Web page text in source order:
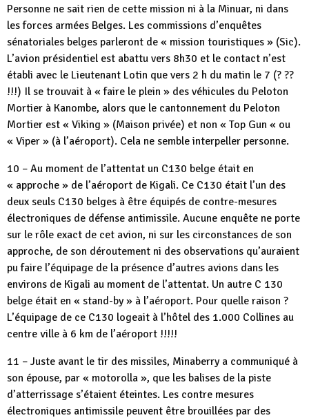
Personne ne sait rien de cette mission ni à la Minuar, ni dans
les forces armées Belges. Les commissions d’enquêtes
sénatoriales belges parleront de « mission touristiques » (Sic).
L’avion présidentiel est abattu vers 8h30 et le contact n’est
établi avec le Lieutenant Lotin que vers 2 h du matin le 7 (? ??
!!!) Il se trouvait à « faire le plein » des véhicules du Peloton
Mortier à Kanombe, alors que le cantonnement du Peloton
Mortier est « Viking » (Maison privée) et non « Top Gun « ou
« Viper » (à l’aéroport). Cela ne semble interpeller personne.
10 – Au moment de l’attentat un C130 belge était en
« approche » de l’aéroport de Kigali. Ce C130 était l’un des
deux seuls C130 belges à être équipés de contre-mesures
électroniques de défense antimissile. Aucune enquête ne porte
sur le rôle exact de cet avion, ni sur les circonstances de son
approche, de son déroutement ni des observations qu’auraient
pu faire l’équipage de la présence d’autres avions dans les
environs de Kigali au moment de l’attentat. Un autre C 130
belge était en « stand-by » à l’aéroport. Pour quelle raison ?
L’équipage de ce C130 logeait à l’hôtel des 1.000 Collines au
centre ville à 6 km de l’aéroport !!!!!
11 – Juste avant le tir des missiles, Minaberry a communiqué à
son épouse, par « motorolla », que les balises de la piste
d’atterrissage s’étaient éteintes. Les contre mesures
électroniques antimissile peuvent être brouillées par des